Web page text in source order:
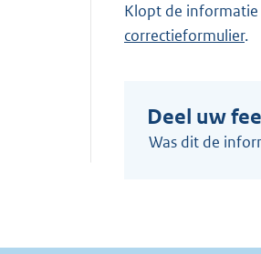
Klopt de informatie
correctieformulier.
Deel uw
Was dit de